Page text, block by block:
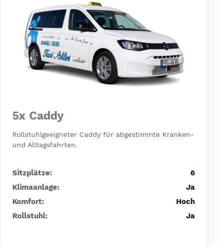
5x Caddy
Rollstuhlgeeigneter Caddy für abgestimmte Kranken-
und Alltagsfahrten.
Sitzplätze:
6
Klimaanlage:
Ja
Komfort:
Hoch
Rollstuhl:
Ja